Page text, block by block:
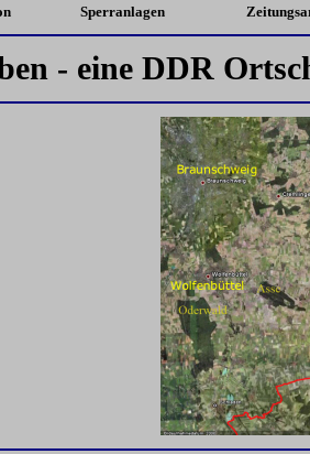
Sperranlagen
- eine DDR